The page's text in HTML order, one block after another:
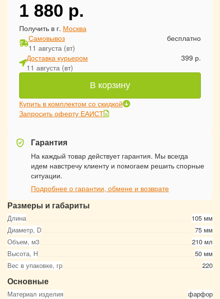
Размеры и габариты
Длина
105 мм
Диаметр, D
75 мм
Объем, м3
210 мл
Высота, Н
50 мм
Вес в упаковке, гр
220
Основные
Материал изделия фарфор
1 880 р.
Получить в г. Москва
Самовывоз
11 августа (вт)
бесплатно
Доставка курьером
11 августа (вт)
399 р.
В корзину
Купить в комплектом со скидкой
Запросить оферту ЕАИСТ
Гарантия
На каждый товар действует гарантия. Мы всегда
идем навстречу клиенту и помогаем решить спорные
ситуации.
Подробнее о гарантии, обмене и возврате